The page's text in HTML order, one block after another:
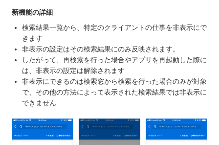
新機能の詳細
検索結果一覧から、特定のクライアントの仕事を非表示にで
きます
非表示の設定はその検索結果にのみ反映されます。
したがって、再検索を行った場合やアプリを再起動した際に
は、非表示の設定は解除されます
非表示にできるのは検索窓から検索を行った場合のみが対象
で、その他の方法によって表示された検索結果では非表示に
できません